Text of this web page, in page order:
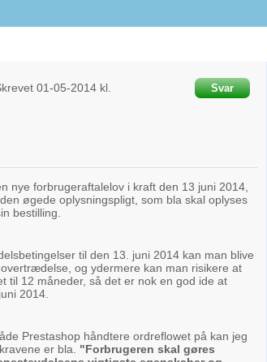
01-05-2014kl.
Svar
nye forbrugeraftalelov i kraft den 13 juni 2014,
øgede oplysningspligt, som bla skal oplyses
bestilling.
til den 13. juni 2014 kan man blive
og ydermere kan man risikere at
til 12 måneder, så det er nok en god ide at
2014.
Prestashop håndtere ordreflowet på kan jeg
er bla. "Forbrugeren skal gøres